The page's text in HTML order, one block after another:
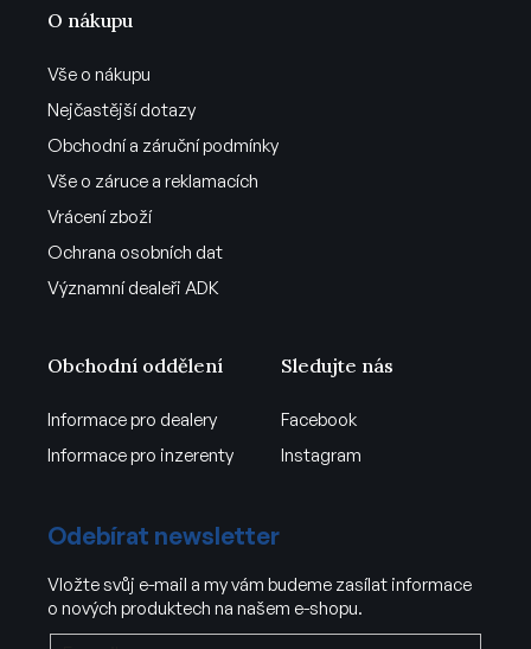
O nákupu
Vše o nákupu
Nejčastější dotazy
Obchodní a záruční podmínky
Vše o záruce a reklamacích
Vrácení zboží
Ochrana osobních dat
Významní dealeři ADK
Obchodní oddělení
Informace pro dealery
Informace pro inzerenty
Sledujte nás
Facebook
Instagram
Odebírat newsletter
Vložte svůj e-mail a my vám budeme zasílat informace
o nových produktech na našem e-shopu.